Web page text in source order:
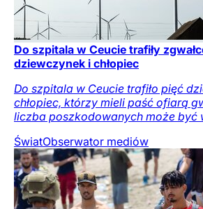
Do szpitala w Ceucie trafiły
dziewczynek i chłopiec
Do szpitala w Ceucie trafiło pięć
chłopiec, którzy mieli paść ofiarą
liczba poszkodowanych może być
ŚwiatObserwator mediów